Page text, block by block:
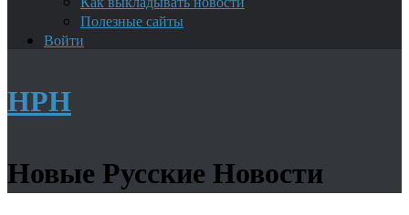
Полезные сайты
Войти
НРН
Новые Русские Новости